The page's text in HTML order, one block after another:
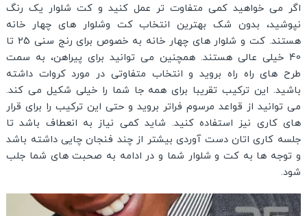
اگر می خواهید کمی متفاوت تر عمل کنید و کت شلوار یک رنگ
نپوشید، بدون شک بهترین انتخاب کت وشلوار های چهار خانه
هستند. کت و شلوار های چهار خانه به خصوص برای رنج سنی 25 تا
40 خیلی عالی هستند. همچنین می توانید برای پیراهن، به سمت
طرح های راه راه بروید و انتخاب متفاوتی در مورد کروات داشته
باشید. این ترکیب تقریبا برای همه جا شما را خیلی شکیل می کند.
می توانید از قواعد مرسوم فراتر بروید و حتی این ترکیب را برای قرار
های کاری نیز استفاده کنید. شاید کمی نیاز به انعطاف باشد تا
جلسه کاری اتان دست آوردی بیشتر از چند فنجان چایی داشته باشد
و توجه ها به کت و شلوار شما و در ادامه به صحبت های شما جلب
شود.